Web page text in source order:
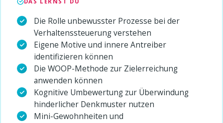
Die Rolle unbewusster Prozesse bei der
Verhaltenssteuerung verstehen
Eigene Motive und innere Antreiber
identifizieren können
Die WOOP-Methode zur Zielerreichung
anwenden können
Kognitive Umbewertung zur Überwindung
hinderlicher Denkmuster nutzen
Mini-Gewohnheiten und